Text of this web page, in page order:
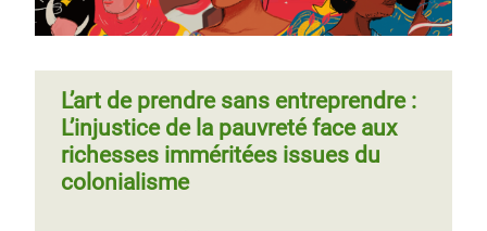
L’art de prendre sans entreprendre :
L’injustice de la pauvreté face aux
richesses imméritées issues du
colonialisme